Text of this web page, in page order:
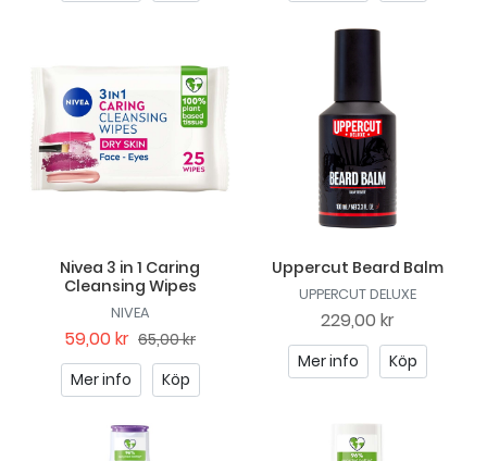
Nivea 3 in 1 Caring
Cleansing Wipes
NIVEA
59,00 kr 65,00 kr
Mer info
Köp
Uppercut Beard Balm
UPPERCUT DELUXE
229,00 kr
Mer info Köp